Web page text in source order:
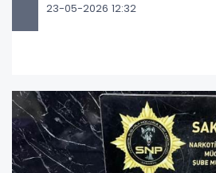
23-05-2026 12:32